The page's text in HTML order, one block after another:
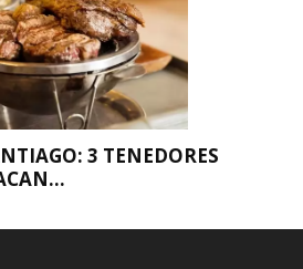
3 TENEDORES